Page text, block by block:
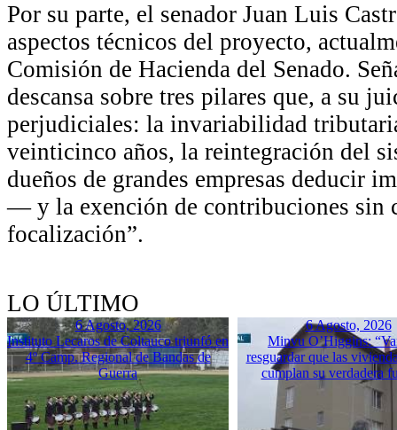
Por su parte, el senador Juan Luis
aspectos técnicos del proyecto,
Comisión de Hacienda del Senado.
descansa sobre tres pilares que, a su
perjudiciales: la invariabilidad
veinticinco años, la reintegración del
dueños de grandes empresas deducir
— y la exención de contribuciones sin
focalización”.
LO ÚLTIMO
6 Agosto, 2026
Instituto Lecaros de Coltauco triunfó en
4º Camp. Regional de Bandas de
Guerra
6 Agosto, 2026
Minvu O’Higgins:
resguardar que las
cumplan su verdadera